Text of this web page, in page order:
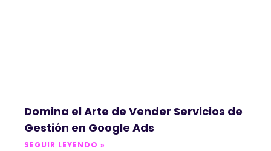
Domina el Arte de Vender Servicios de
Gestión en Google Ads
SEGUIR LEYENDO »